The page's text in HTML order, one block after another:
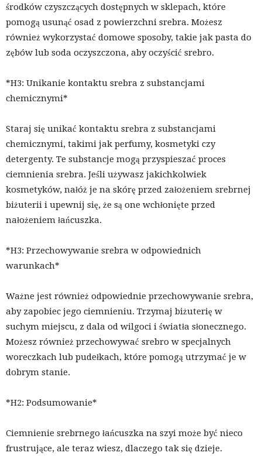
środków czyszczących dostępnych w sklepach, które
pomogą usunąć osad z powierzchni srebra. Możesz
również wykorzystać domowe sposoby, takie jak pasta do
zębów lub soda oczyszczona, aby oczyścić srebro.
*H3: Unikanie kontaktu srebra z substancjami
chemicznymi*
Staraj się unikać kontaktu srebra z substancjami
chemicznymi, takimi jak perfumy, kosmetyki czy
detergenty. Te substancje mogą przyspieszać proces
ciemnienia srebra. Jeśli używasz jakichkolwiek
kosmetyków, nałóż je na skórę przed założeniem srebrnej
biżuterii i upewnij się, że są one wchłonięte przed
nałożeniem łańcuszka.
*H3: Przechowywanie srebra w odpowiednich
warunkach*
Ważne jest również odpowiednie przechowywanie srebra,
aby zapobiec jego ciemnieniu. Trzymaj biżuterię w
suchym miejscu, z dala od wilgoci i światła słonecznego.
Możesz również przechowywać srebro w specjalnych
woreczkach lub pudełkach, które pomogą utrzymać je w
dobrym stanie.
*H2: Podsumowanie*
Ciemnienie srebrnego łańcuszka na szyi może być nieco
frustrujące, ale teraz wiesz, dlaczego tak się dzieje.